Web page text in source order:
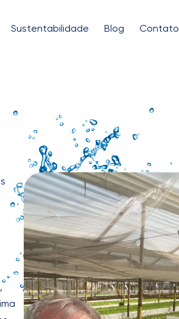
Sustentabilidade Blog Contato